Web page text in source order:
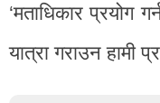
‘मताधिकार प्रयोग
यात्रा गराउन हामी